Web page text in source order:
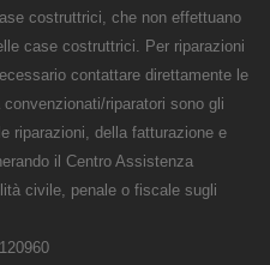
costruttrici, che non effettuano
case costruttrici. Per riparazioni
contattare direttamente le
riparatori sono gli
riparazioni, della fatturazione e
il Centro Assistenza
civile, penale o fiscale sugli